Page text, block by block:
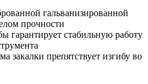
гальванизированной
прочности
гарантирует стабильную работу
закалки препятствует изгибу во